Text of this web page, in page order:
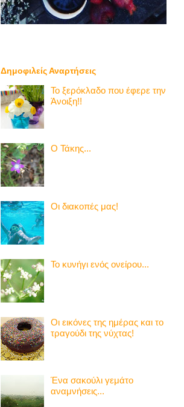
Δημοφιλείς Αναρτήσεις
Το ξερόκλαδο που έφερε την
Άνοιξη!!
Ο Τάκης...
Οι διακοπές μας!
Το κυνήγι ενός ονείρου...
Οι εικόνες της ημέρας και το
τραγούδι της νύχτας!
Ένα σακούλι γεμάτο
αναμνήσεις...